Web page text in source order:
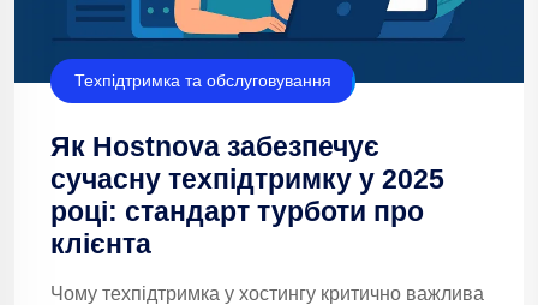
Техпідтримка та обслуговування
Як Hostnova забезпечує
сучасну техпідтримку у 2025
році: стандарт турботи про
клієнта
Чому техпідтримка у хостингу критично важлива